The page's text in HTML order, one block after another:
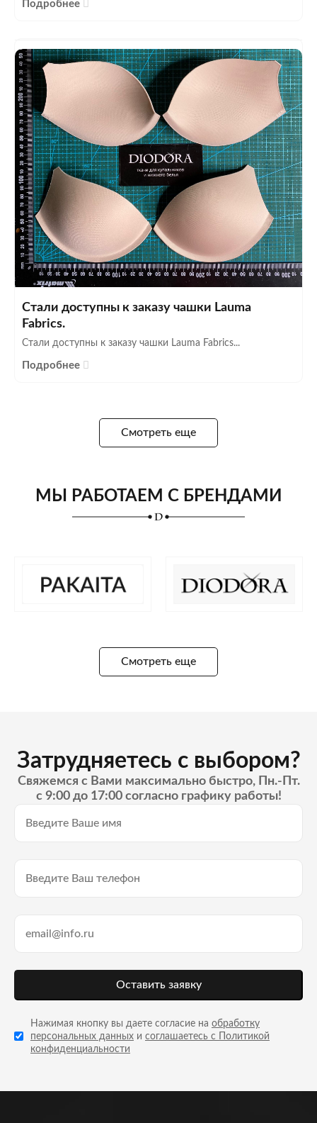
Подробнее
Стали доступны к заказу чашки Lauma
Fabrics.
Стали доступны к заказу чашки Lauma Fabrics...
Подробнее
Смотреть еще
МЫ РАБОТАЕМ С БРЕНДАМИ
Смотреть еще
Затрудняетесь с выбором?
Свяжемся с Вами максимально быстро, Пн.-Пт.
с 9:00 до 17:00 согласно графику работы!
Оставить заявку
Нажимая кнопку вы даете согласие на обработку
персональных данных и соглашаетесь с Политикой
конфиденциальности